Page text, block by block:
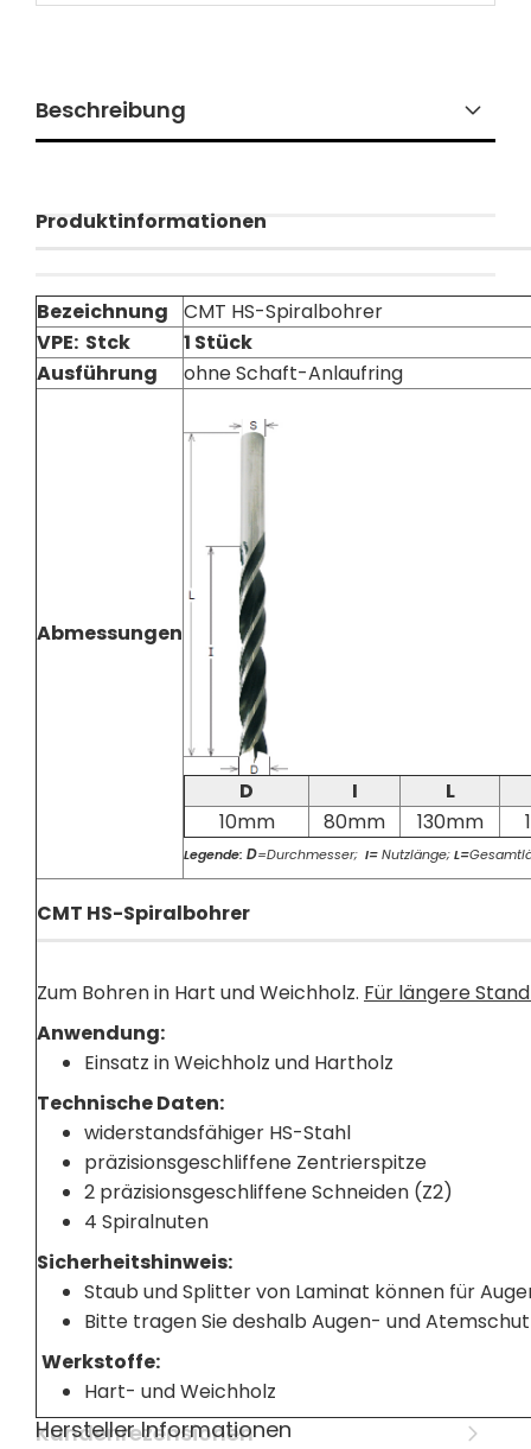
Beschreibung
Produktinformationen
Bezeichnung
CMT HS-Spiralbohrer
VPE: Stck
1 Stück
Ausführung
ohne Schaft-Anlaufring
Abmessungen
D I
L
10mm
80mm 130mm
Legende: D=Durchmesser; I=Nutzlänge;L=
CMT HS-Spiralbohrer
Zum Bohren in Hart und Weichholz. Für längere
Anwendung:
Einsatz in Weichholz und Hartholz
Technische Daten:
widerstandsfähiger HS-Stahl
präzisionsgeschliffene Zentrierspitze
2 präzisionsgeschliffene Schneiden (Z2)
4 Spiralnuten
Sicherheitshinweis:
Staub und Splitter von Laminat können für
Bitte tragen Sie deshalb Augen- und
Werkstoffe:
Hart- und Weichholz
Kundenrezensionen
Hersteller Informationen